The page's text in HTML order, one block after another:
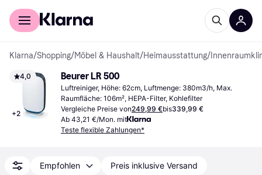
Für Shopper
Klarna/Shopping/Möbel & Haushalt/Heimausstattung/
4,0
+2
Beurer LR 500
Luftreiniger, Höhe: 62cm, Luftmenge: 380m3/h, Max.
Raumfläche: 106m², HEPA-Filter, Kohlefilter
Vergleiche Preise von249,99 €bis339,99 €
Ab 43,21 €/Mon. mit
Teste flexible Zahlungen*
Empfohlen Preis inklusive Versand